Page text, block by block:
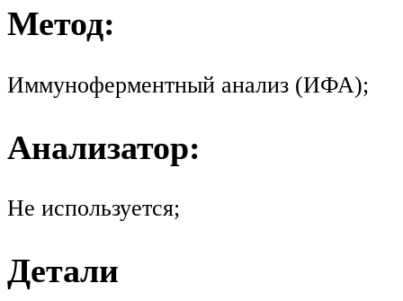
Метод:
Иммуноферментный анализ (ИФА);
Анализатор:
Не используется;
Детали